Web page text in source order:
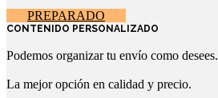
PREPARADO
CONTENIDO PERSONALIZADO
Podemos organizar tu envío como desees.
La mejor opción en calidad y precio.